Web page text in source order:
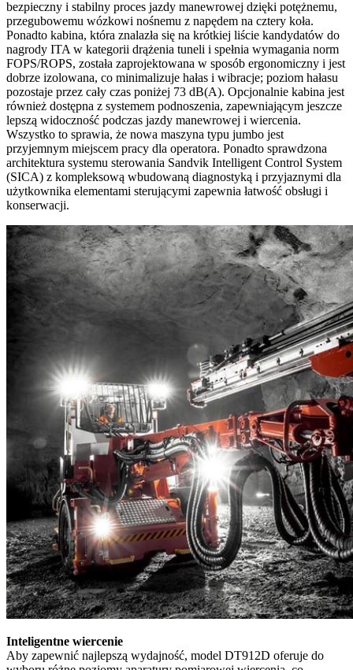
bezpieczny i stabilny proces jazdy manewrowej dzięki potężnemu,
przegubowemu wózkowi nośnemu z napędem na cztery koła.
Ponadto kabina, która znalazła się na krótkiej liście kandydatów do
nagrody ITA w kategorii drążenia tuneli i spełnia wymagania norm
FOPS/ROPS, została zaprojektowana w sposób ergonomiczny i jest
dobrze izolowana, co minimalizuje hałas i wibracje; poziom hałasu
pozostaje przez cały czas poniżej 73 dB(A). Opcjonalnie kabina jest
również dostępna z systemem podnoszenia, zapewniającym jeszcze
lepszą widoczność podczas jazdy manewrowej i wiercenia.
Wszystko to sprawia, że nowa maszyna typu jumbo jest
przyjemnym miejscem pracy dla operatora. Ponadto sprawdzona
architektura systemu sterowania Sandvik Intelligent Control System
(SICA) z kompleksową wbudowaną diagnostyką i przyjaznymi dla
użytkownika elementami sterującymi zapewnia łatwość obsługi i
konserwacji.
Inteligentne wiercenie
Aby zapewnić najlepszą wydajność, model DT912D oferuje do